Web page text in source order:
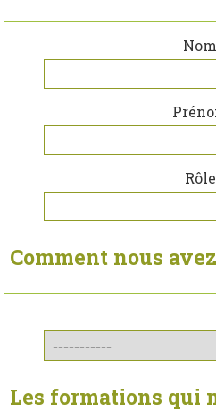
Nom
Rôle
Comment nous
Les formations qui